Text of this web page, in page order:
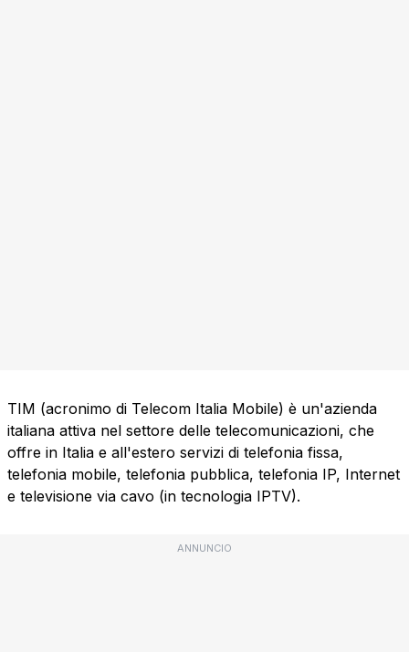
TIM (acronimo di Telecom Italia Mobile) è un'azienda
italiana attiva nel settore delle telecomunicazioni, che
offre in Italia e all'estero servizi di telefonia fissa,
telefonia mobile, telefonia pubblica, telefonia IP, Internet
e televisione via cavo (in tecnologia IPTV).
ANNUNCIO